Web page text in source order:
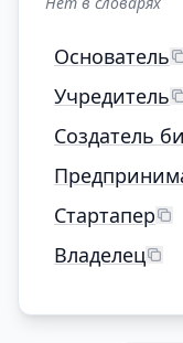
Основатель
Учредитель
Создатель
Стартапер
Владелец